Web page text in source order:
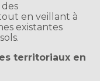
en veillant à
existantes
territoriaux en